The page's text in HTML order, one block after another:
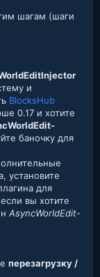
шагам (шаги
и
BlocksHub
0.17 и хотите
баночку для
установите
для
вы хотите
AsyncWorldEdit-
перезагрузку /